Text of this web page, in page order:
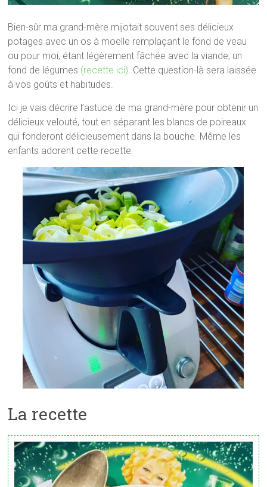
Bien-sûr ma grand-mère mijotait souvent ses délicieux
potages avec un os à moelle remplaçant le fond de veau
ou pour moi, étant légèrement fâchée avec la viande, un
fond de légumes (recette ici). Cette question-là sera laissée
à vos goûts et habitudes.
Ici je vais décrire l’astuce de ma grand-mère pour obtenir un
délicieux velouté, tout en séparant les blancs de poireaux
qui fonderont délicieusement dans la bouche. Même les
enfants adorent cette recette.
La recette